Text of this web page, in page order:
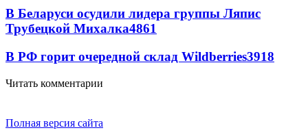
В Беларуси осудили лидера группы Ляпис
Трубецкой Михалка4861
В РФ горит очередной склад Wildberries3918
Читать комментарии
Полная версия сайта